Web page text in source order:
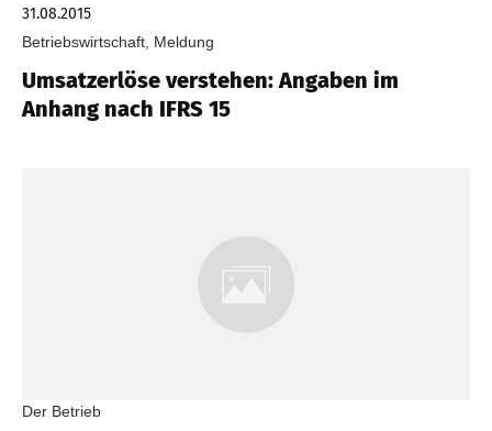
31.08.2015
Betriebswirtschaft, Meldung
Umsatzerlöse verstehen: Angaben im
Anhang nach IFRS 15
Der Betrieb